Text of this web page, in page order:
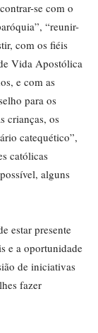
se com o
“reunir-
com os fiéis
Vida Apostólica
e com as
para os
crianças, os
catequético”,
católicas
alguns
estar presente
e a oportunidade
de iniciativas
fazer